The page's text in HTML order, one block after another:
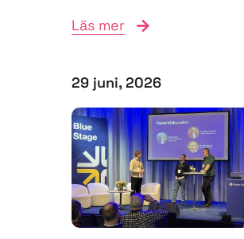
att...
Läs mer
29 juni, 2026